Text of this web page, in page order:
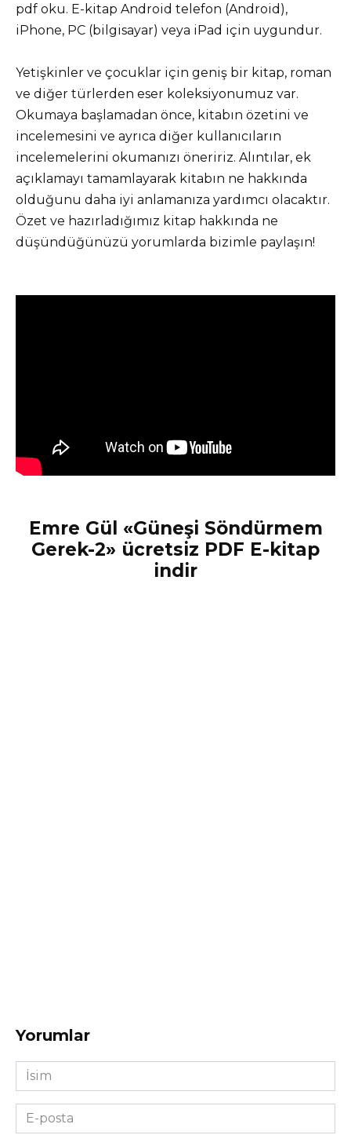
pdf oku. E-kitap Android telefon (Android),
iPhone, PC (bilgisayar) veya iPad için uygundur.
Yetişkinler ve çocuklar için geniş bir kitap, roman
ve diğer türlerden eser koleksiyonumuz var.
Okumaya başlamadan önce, kitabın özetini ve
incelemesini ve ayrıca diğer kullanıcıların
incelemelerini okumanızı öneririz. Alıntılar, ek
açıklamayı tamamlayarak kitabın ne hakkında
olduğunu daha iyi anlamanıza yardımcı olacaktır.
Özet ve hazırladığımız kitap hakkında ne
düşündüğünüzü yorumlarda bizimle paylaşın!
Emre Gül «Güneşi Söndürmem
Gerek-2» ücretsiz PDF E-kitap
indir
Yorumlar
İsim
*
E-
posta